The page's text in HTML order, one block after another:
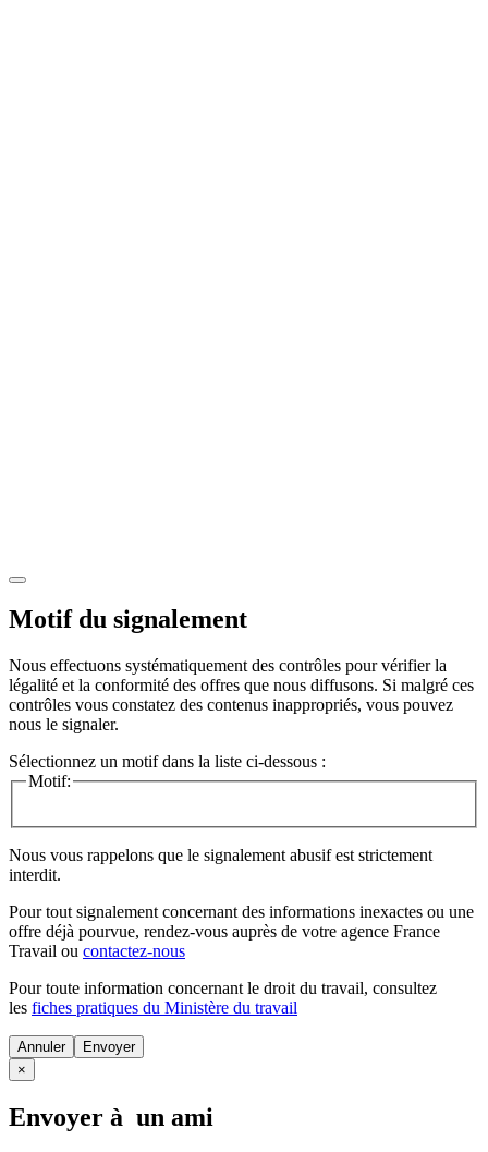
Motif du signalement
Nous effectuons systématiquement des contrôles pour vérifier la
légalité et la conformité des offres que nous diffusons. Si malgré ces
contrôles vous constatez des contenus inappropriés, vous pouvez
nous le signaler.
Sélectionnez un motif dans la liste ci-dessous :
Motif:
Nous vous rappelons que le signalement abusif est strictement
interdit.
Pour tout signalement concernant des informations inexactes ou une
offre déjà pourvue, rendez-vous auprès de votre agence France
Travail ou contactez-nous
Pour toute information concernant le droit du travail, consultez
les fiches pratiques du Ministère du travail
Annuler
×
Envoyer à un ami